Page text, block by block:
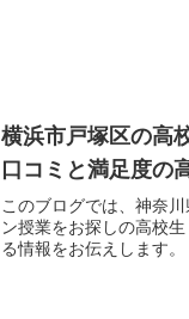
横浜市戸塚区の高
口コミと満足度の
このブログでは、神奈
ン授業をお探しの高校
る情報をお伝えします。